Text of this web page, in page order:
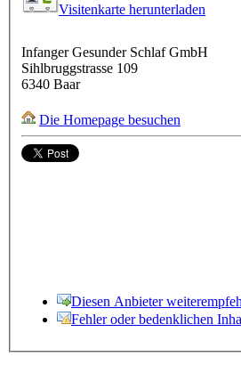
Visitenkarte herunterladen
Infanger Gesunder Schlaf GmbH
Sihlbruggstrasse 109
6340 Baar
Die Homepage besuchen
Diesen Anbieter
Fehler oder bedenklichen